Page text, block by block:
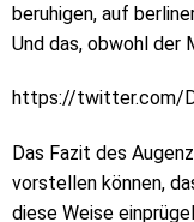
beruhigen, auf
Und das, obwohl der
https://twitter.com/
Das Fazit des
vorstellen können,
diese Weise